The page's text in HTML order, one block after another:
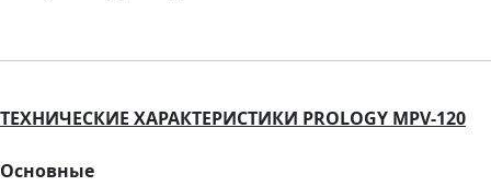
ТЕХНИЧЕСКИЕ ХАРАКТЕРИСТИКИ PROLOGY MPV-120
Основные